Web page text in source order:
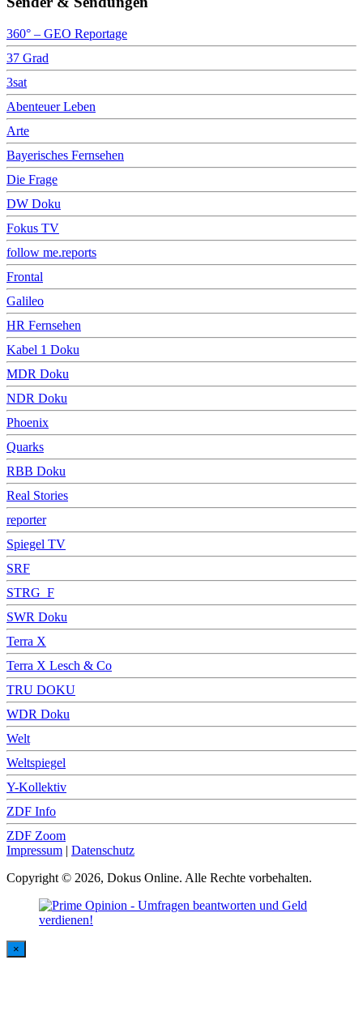
360° – GEO Reportage
37 Grad
3sat
Abenteuer Leben
Arte
Bayerisches Fernsehen
Die Frage
DW Doku
Fokus TV
follow me.reports
Frontal
Galileo
HR Fernsehen
Kabel 1 Doku
MDR Doku
NDR Doku
Phoenix
Quarks
RBB Doku
Real Stories
reporter
Spiegel TV
SRF
STRG_F
SWR Doku
Terra X
Terra X Lesch & Co
TRU DOKU
WDR Doku
Welt
Weltspiegel
Y-Kollektiv
ZDF Info
ZDF Zoom
Impressum | Datenschutz
Copyright © 2026, Dokus Online. Alle Rechte vorbehalten.
×